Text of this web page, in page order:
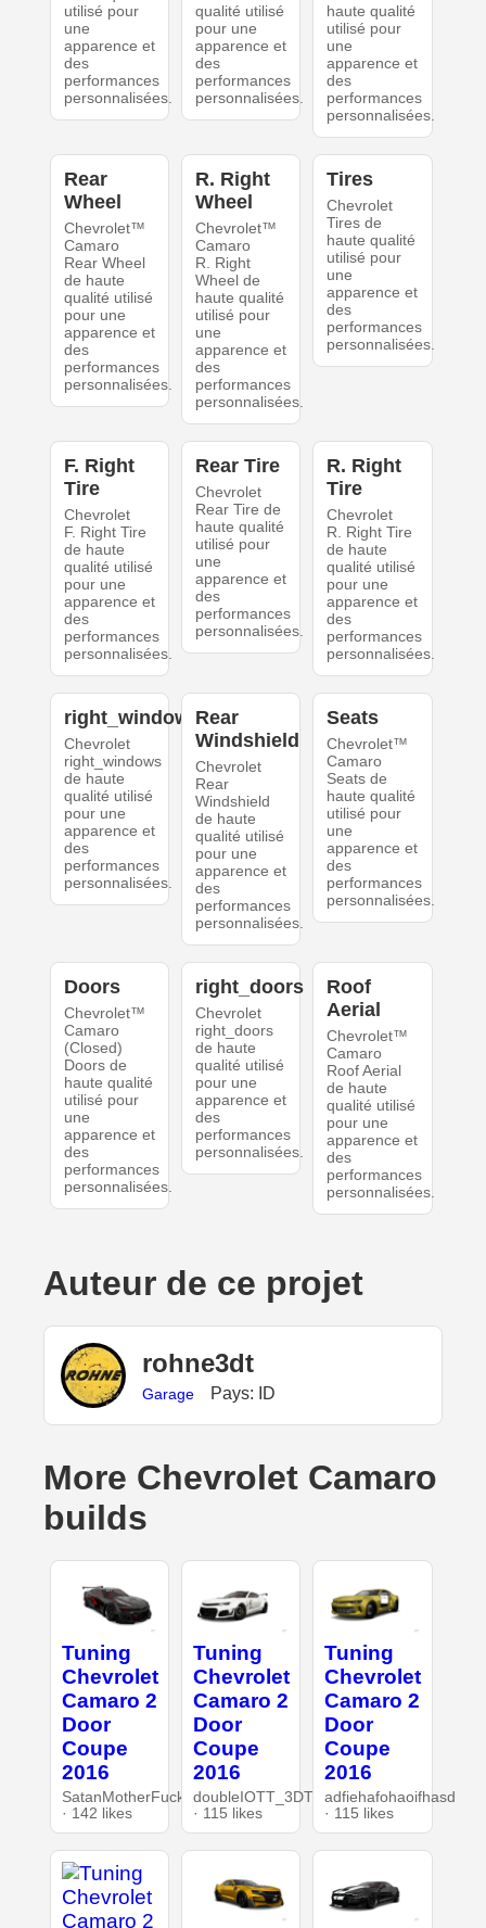
utilisé pour
une
apparence et
des
performances
personnalisées.
qualité utilisé
pour une
apparence et
des
performances
personnalisées.
haute qualité
utilisé pour
une
apparence et
des
performances
personnalisées.
Rear
Wheel
Chevrolet™
Camaro
Rear Wheel
de haute
qualité utilisé
pour une
apparence et
des
performances
personnalisées.
R. Right
Wheel
Chevrolet™
Camaro
R. Right
Wheel de
haute qualité
utilisé pour
une
apparence et
des
performances
personnalisées.
Tires
Chevrolet
Tires de
haute qualité
utilisé pour
une
apparence et
des
performances
personnalisées.
F. Right
Tire
Chevrolet
F. Right Tire
de haute
qualité utilisé
pour une
apparence et
des
performances
personnalisées.
Rear Tire
Chevrolet
Rear Tire de
haute qualité
utilisé pour
une
apparence et
des
performances
personnalisées.
R. Right
Tire
Chevrolet
R. Right Tire
de haute
qualité utilisé
pour une
apparence et
des
performances
personnalisées.
right_windows
Chevrolet
right_windows
de haute
qualité utilisé
pour une
apparence et
des
performances
personnalisées.
Rear
Windshield
Chevrolet
Rear
Windshield
de haute
qualité utilisé
pour une
apparence et
des
performances
personnalisées.
Seats
Chevrolet™
Camaro
Seats de
haute qualité
utilisé pour
une
apparence et
des
performances
personnalisées.
Doors
Chevrolet™
Camaro
(Closed)
Doors de
haute qualité
utilisé pour
une
apparence et
des
performances
personnalisées.
right_doors
Chevrolet
right_doors
de haute
qualité utilisé
pour une
apparence et
des
performances
personnalisées.
Roof
Aerial
Chevrolet™
Camaro
Roof Aerial
de haute
qualité utilisé
pour une
apparence et
des
performances
personnalisées.
Auteur de ce projet
rohne3dt
Garage Pays: ID
More Chevrolet Camaro
builds
Tuning
Chevrolet
Camaro 2
Door
Coupe
2016
SatanMotherFucker
· 142 likes
Tuning
Chevrolet
Camaro 2
Door
Coupe
2016
doubleIOTT_3DT
· 115 likes
Tuning
Chevrolet
Camaro 2
Door
Coupe
2016
adfiehafohaoifhasd
· 115 likes